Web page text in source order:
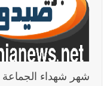
أخبار لبنان الطقس غدا
الموسمية
شهر شهداء الجماعة